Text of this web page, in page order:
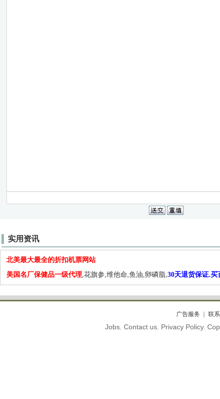
实用资讯
北美最大最全的折扣机票网站
美国名厂保健品一级代理,花旗参,维他命,鱼油,卵磷脂,30天退货保证.买
广告服务 联
Jobs. Contact us. Privacy Policy.